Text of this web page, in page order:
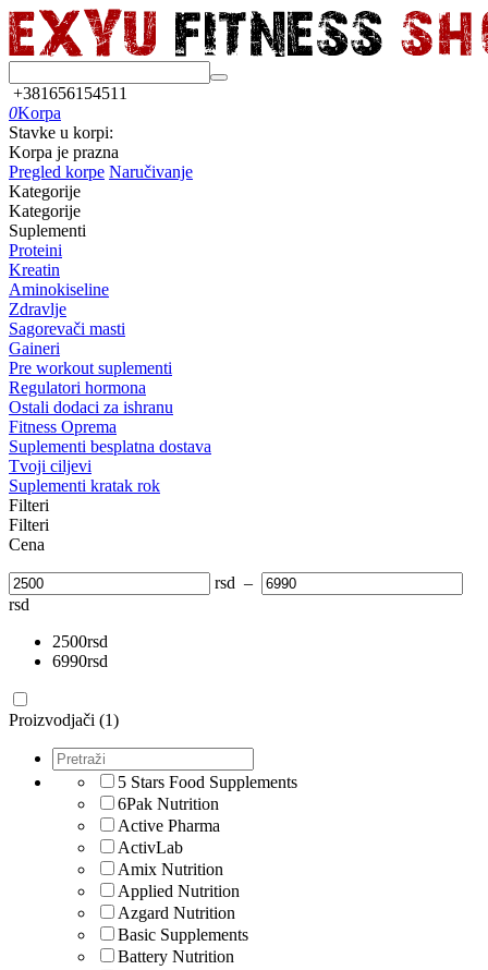
+381656154511
0Korpa
Stavke u korpi:
Korpa je prazna
Pregled korpe Naručivanje
Kategorije
Kategorije
Suplementi
Proteini
Kreatin
Aminokiseline
Zdravlje
Sagorevači masti
Gaineri
Pre workout suplementi
Regulatori hormona
Ostali dodaci za ishranu
Fitness Oprema
Suplementi besplatna dostava
Tvoji ciljevi
Suplementi kratak rok
Filteri
Filteri
Cena
rsd –
rsd
2500rsd
6990rsd
Proizvodjači (1)
5 Stars Food Supplements
6Pak Nutrition
Active Pharma
ActivLab
Amix Nutrition
Applied Nutrition
Azgard Nutrition
Basic Supplements
Battery Nutrition